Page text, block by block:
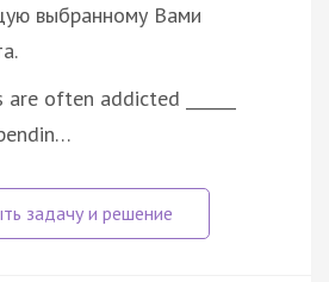
выбранному Вами
often addicted ______